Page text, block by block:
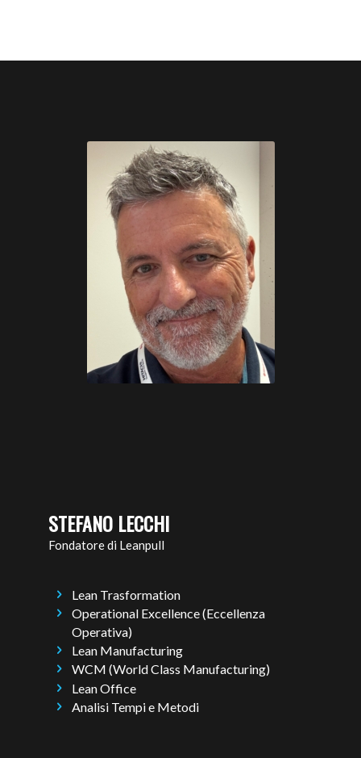
STEFANO LECCHI
Fondatore di Leanpull
Lean Trasformation
Operational Excellence (Eccellenza
Operativa)
Lean Manufacturing
WCM (World Class Manufacturing)
Lean Office
Analisi Tempi e Metodi